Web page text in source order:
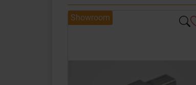
Showroom